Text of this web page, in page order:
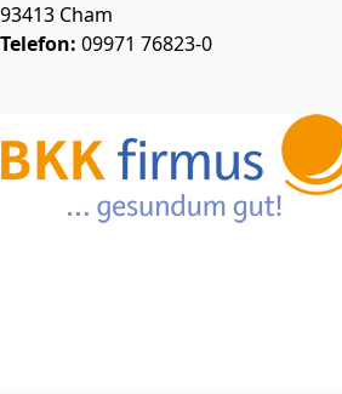
93413 Cham
Telefon: 09971 76823-0